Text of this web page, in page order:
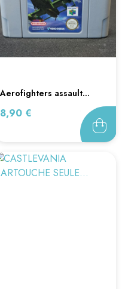
aerofighters assault...
Prix
8,90 €